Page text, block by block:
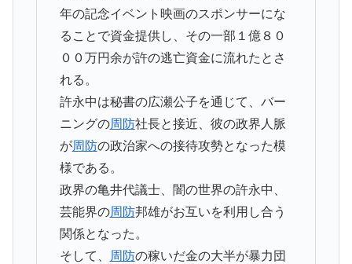
年の記念イベント映画のスポンサーにな
ることで資金提供し、その一部１億８０
００万円余が許の逃亡資金に流れたとさ
れる。
許永中は秘書の広瀬公子を通じて、バー
ニングの周防社長と接近、彼の政界人脈
が周防の政治家への接待攻勢となった模
様である。
政界の亀井代議士、闇の世界の許永中、
芸能界の周防邦雄がお互いを利用し合う
関係となった。
そして、 周防の稼いだ金の大半が暴力団